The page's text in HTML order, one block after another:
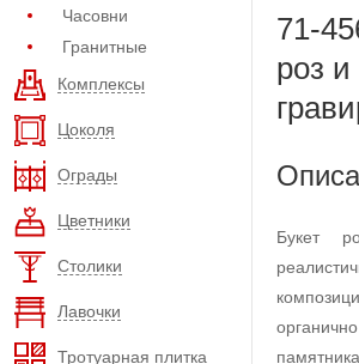
Часовни
Гранитные
Комплексы
Цоколя
Ограды
Цветники
Столики
Лавочки
Тротуарная плитка
71-
роз и
Букет